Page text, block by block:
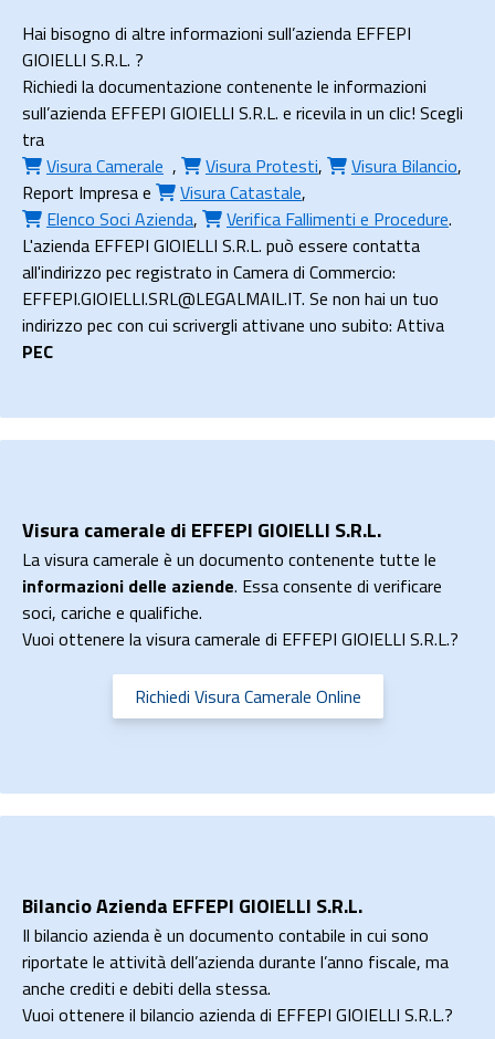
Hai bisogno di altre informazioni sull’azienda EFFEPI
GIOIELLI S.R.L. ?
Richiedi la documentazione contenente le informazioni
sull’azienda EFFEPI GIOIELLI S.R.L. e ricevila in un clic! Scegli
tra
Visura Camerale , Visura Protesti, Visura Bilancio,
Report Impresae Visura Catastale,
Elenco Soci Azienda, Verifica Fallimenti e Procedure.
L'azienda EFFEPI GIOIELLI S.R.L. può essere contatta
all'indirizzo pec registrato in Camera di Commercio:
EFFEPI.GIOIELLI.SRL@LEGALMAIL.IT. Se non hai un tuo
indirizzo pec con cui scrivergli attivane uno subito: Attiva
PEC
Visura camerale di EFFEPI GIOIELLI S.R.L.
La visura camerale è un documento contenente tutte le
informazioni delle aziende. Essa consente di verificare
soci, cariche e qualifiche.
Vuoi ottenere la visura camerale di EFFEPI GIOIELLI S.R.L.?
Richiedi Visura Camerale Online
Bilancio Azienda EFFEPI GIOIELLI S.R.L.
Il bilancio azienda è un documento contabile in cui sono
riportate le attività dell’azienda durante l’anno fiscale, ma
anche crediti e debiti della stessa.
Vuoi ottenere il bilancio azienda di EFFEPI GIOIELLI S.R.L.?